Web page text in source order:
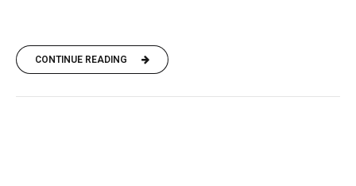
CONTINUE READING